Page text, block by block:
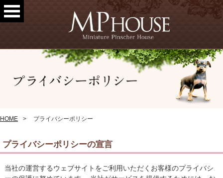
HOME プライバシーポリシー
プライバシーポリシーの宣言
当社の運営するウェブサイトをご利用いただくお客様のプライバシ